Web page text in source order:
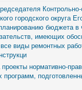
городского округа
бюджета в
имеющих
виды ремонтных
нормативно-
программ,